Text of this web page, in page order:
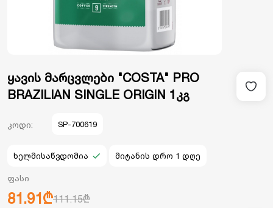
ყავის მარცვლები "COSTA" PRO
BRAZILIAN SINGLE ORIGIN 1კგ
კოდი: SP-700619
ხელმისაწვდომია მიტანის დრო 1 დღე
ფასი
81.91₾111.15₾